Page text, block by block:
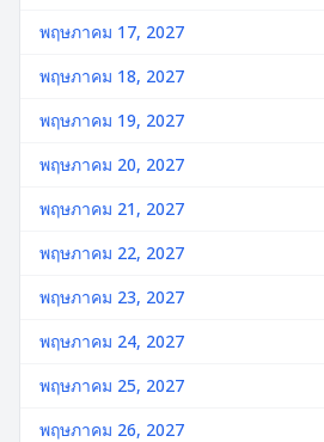
พฤษภาคม 17, 2027
พฤษภาคม 18, 2027
พฤษภาคม 19, 2027
พฤษภาคม 20, 2027
พฤษภาคม 21, 2027
พฤษภาคม 22, 2027
พฤษภาคม 23, 2027
พฤษภาคม 24, 2027
พฤษภาคม 25, 2027
พฤษภาคม 26, 2027